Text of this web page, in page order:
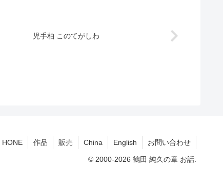
児手柏 このてがしわ
HONE 作品 販売 China English お問い合わせ
© 2000-2026 鶴田 純久の章 お話.